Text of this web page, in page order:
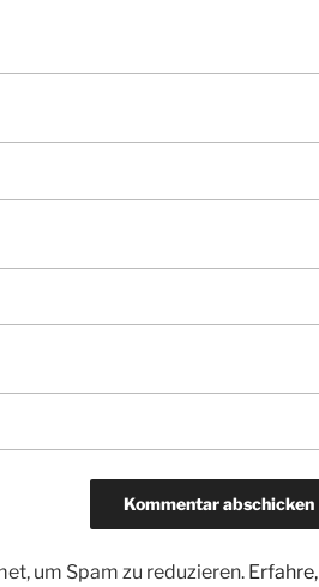
um Spam zu reduzieren. Erfahre,